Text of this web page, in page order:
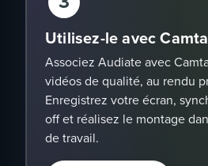
Utilisez-le avec
Associez Audiate avec
vidéos de qualité, au rendu
Enregistrez votre écran,
off et réalisez le montage
de travail.